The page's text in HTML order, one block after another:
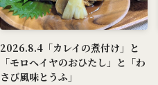
2026.8.4「カレイの煮付け」と
「モロヘイヤのおひたし」と「わ
さび風味とうふ」